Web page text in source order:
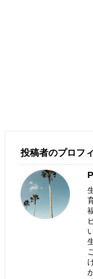
投稿者のプロフ